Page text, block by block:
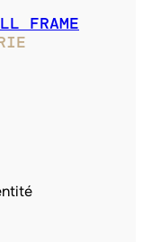
FRAME